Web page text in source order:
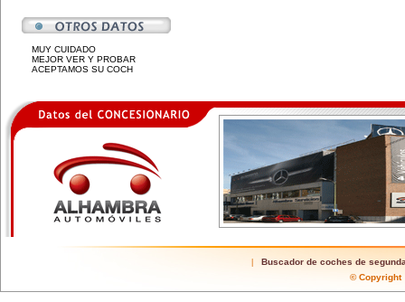
MUY CUIDADO
MEJOR VER Y PROBAR
ACEPTAMOS SU COCH
Buscador de coches de
©